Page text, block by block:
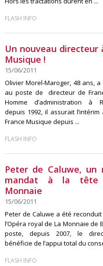
FLASH INFO
Un nouveau directeur
Musique !
15/06/2011
Olivier Morel-Maroger, 48 ans,
au poste de directeur de
Homme d’administration à
depuis 1992, il assurait
France Musique depuis ...
FLASH INFO
Peter de Caluwe, un
mandat à la
Monnaie
15/06/2011
Peter de Caluwe a été
l’Opéra royal de La Monnaie de
poste, depuis 2007, le
bénéficie de l’appui total du
FLASH INFO